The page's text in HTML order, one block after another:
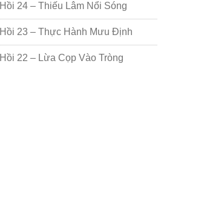
Hồi 24 – Thiếu Lâm Nổi Sóng
Hồi 23 – Thực Hành Mưu Định
Hồi 22 – Lừa Cọp Vào Tròng